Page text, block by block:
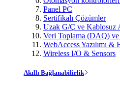
Panel PC
Sertifikalı Çözümler
Uzak G/Ç ve Kablosuz
Veri Toplama (DAQ)
WebAccess Yazılımı
Wireless I/O & Sensors
Akıllı Bağlanabilirlik